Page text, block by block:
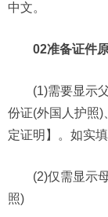
中文。
02准备证件
(1)需要显示
份证(外国人护照)
定证明】。如实
(2)仅需显示
照)